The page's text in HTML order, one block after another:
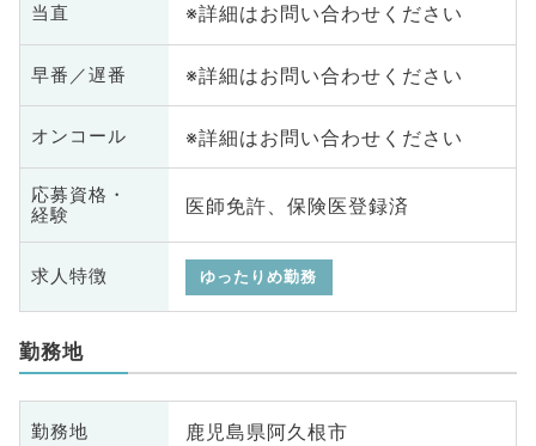
当直 ※詳細はお問い合わせください
早番／遅番 ※詳細はお問い合わせください
オンコール ※詳細はお問い合わせください
応募資格・
経験
医師免許、保険医登録済
求人特徴 ゆったりめ勤務
勤務地
勤務地 鹿児島県阿久根市